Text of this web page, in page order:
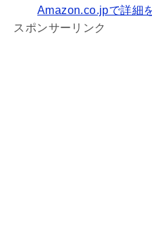
Amazon.co.jpで詳細
スポンサーリンク